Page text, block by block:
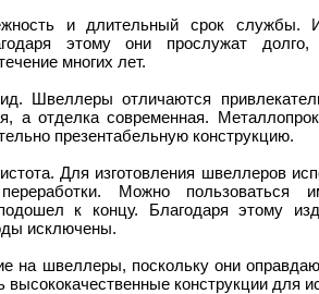
и длительный срок службы.
этому они прослужат
многих лет.
Швеллеры отличаются
а отделка современная.
презентабельную конструкцию.
Для изготовления швеллеров
Можно
подошел к концу. Благодаря этому
исключены.
на швеллеры, поскольку они
высококачественные конструкции для